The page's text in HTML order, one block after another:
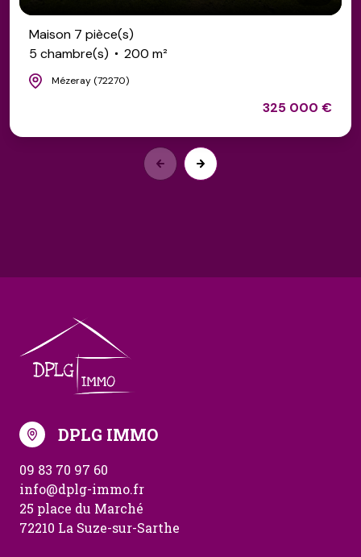
Maison 7 pièce(s)
5 chambre(s)
200 m²
Mézeray (72270)
325 000 €
DPLG IMMO
09 83 70 97 60
info@dplg-immo.fr
25 place du Marché
72210 La Suze-sur-Sarthe